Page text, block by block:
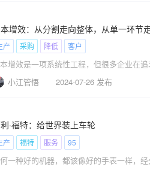
增效：从分割走向整体，从单一环节
产
采购 降低 客户
增效是一项系统性工程，但很多企业在
小江管悟
2024-07-26 发布
·福特：给世界装上车轮
产
福特 服务 95
一种好的机器，都该像好的手表一样，经